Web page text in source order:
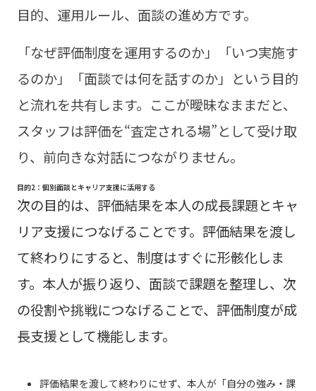
目的、運用ルール、面談の進め方です。
「なぜ評価制度を運用するのか」「いつ実施す
るのか」「面談では何を話すのか」という目的
と流れを共有します。ここが曖昧なままだと、
スタッフは評価を“査定される場”として受け取
り、前向きな対話につながりません。
目的2：個別面談とキャリア支援に活用する
次の目的は、評価結果を本人の成長課題とキャ
リア支援につなげることです。評価結果を渡し
て終わりにすると、制度はすぐに形骸化しま
す。本人が振り返り、面談で課題を整理し、次
の役割や挑戦につなげることで、評価制度が成
長支援として機能します。
評価結果を渡して終わりにせず、本人が「自分の強み・課